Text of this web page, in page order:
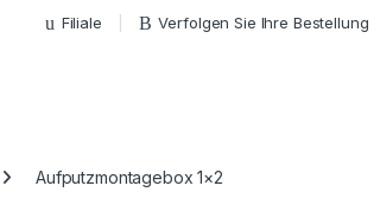
Filiale Verfolgen Sie Ihre Bestellung
Aufputzmontagebox 1×2